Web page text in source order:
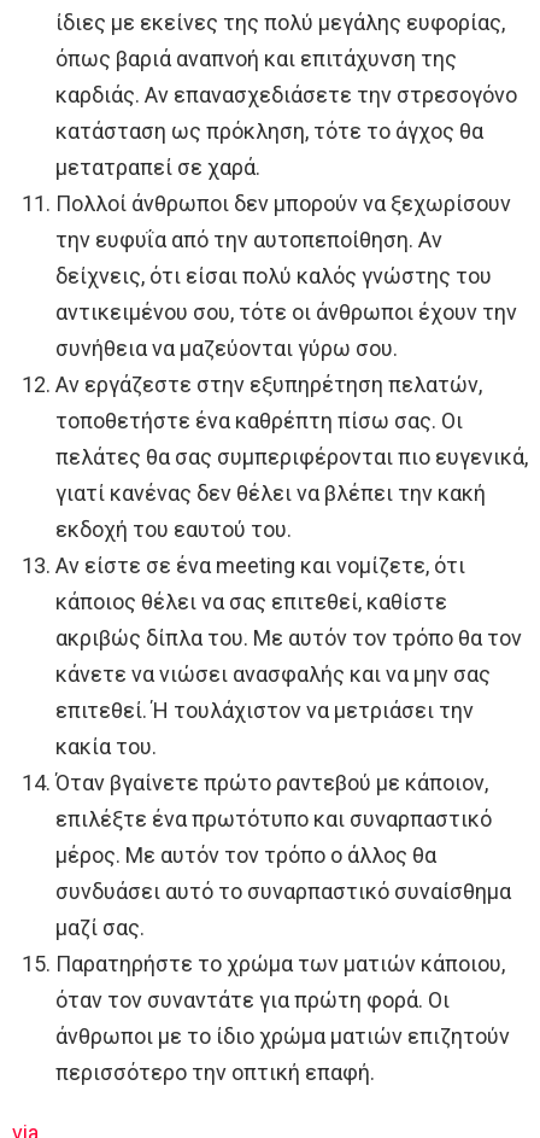
ίδιες με εκείνες της πολύ μεγάλης ευφορίας,
όπως βαριά αναπνοή και επιτάχυνση της
καρδιάς. Αν επανασχεδιάσετε την στρεσογόνο
κατάσταση ως πρόκληση, τότε το άγχος θα
μετατραπεί σε χαρά.
Πολλοί άνθρωποι δεν μπορούν να ξεχωρίσουν
την ευφυΐα από την αυτοπεποίθηση. Αν
δείχνεις, ότι είσαι πολύ καλός γνώστης του
αντικειμένου σου, τότε οι άνθρωποι έχουν την
συνήθεια να μαζεύονται γύρω σου.
Αν εργάζεστε στην εξυπηρέτηση πελατών,
τοποθετήστε ένα καθρέπτη πίσω σας. Οι
πελάτες θα σας συμπεριφέρονται πιο ευγενικά,
γιατί κανένας δεν θέλει να βλέπει την κακή
εκδοχή του εαυτού του.
Αν είστε σε ένα meeting και νομίζετε, ότι
κάποιος θέλει να σας επιτεθεί, καθίστε
ακριβώς δίπλα του. Με αυτόν τον τρόπο θα τον
κάνετε να νιώσει ανασφαλής και να μην σας
επιτεθεί. Ή τουλάχιστον να μετριάσει την
κακία του.
Όταν βγαίνετε πρώτο ραντεβού με κάποιον,
επιλέξτε ένα πρωτότυπο και συναρπαστικό
μέρος. Με αυτόν τον τρόπο ο άλλος θα
συνδυάσει αυτό το συναρπαστικό συναίσθημα
μαζί σας.
Παρατηρήστε το χρώμα των ματιών κάποιου,
όταν τον συναντάτε για πρώτη φορά. Οι
άνθρωποι με το ίδιο χρώμα ματιών επιζητούν
περισσότερο την οπτική επαφή.
via